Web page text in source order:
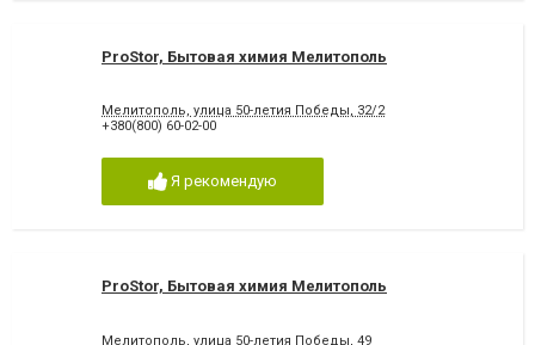
ProStor, Бытовая химия Мелитополь
Мелитополь, улица 50-летия Победы, 32/2
+380(800) 60-02-00
Я рекомендую
ProStor, Бытовая химия Мелитополь
Мелитополь, улица 50-летия Победы, 49